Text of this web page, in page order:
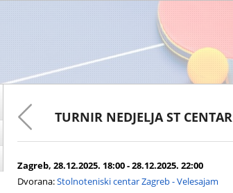
TURNIR NEDJELJA ST
Zagreb, 28.12.2025. 18:00 - 28.12.2025. 22:00
Dvorana:Stolnoteniski centar Zagreb - Velesajam